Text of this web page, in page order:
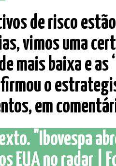
de risco
vimos uma
mais baixa e as
o
em
"Ibovespa
EUA no radar |